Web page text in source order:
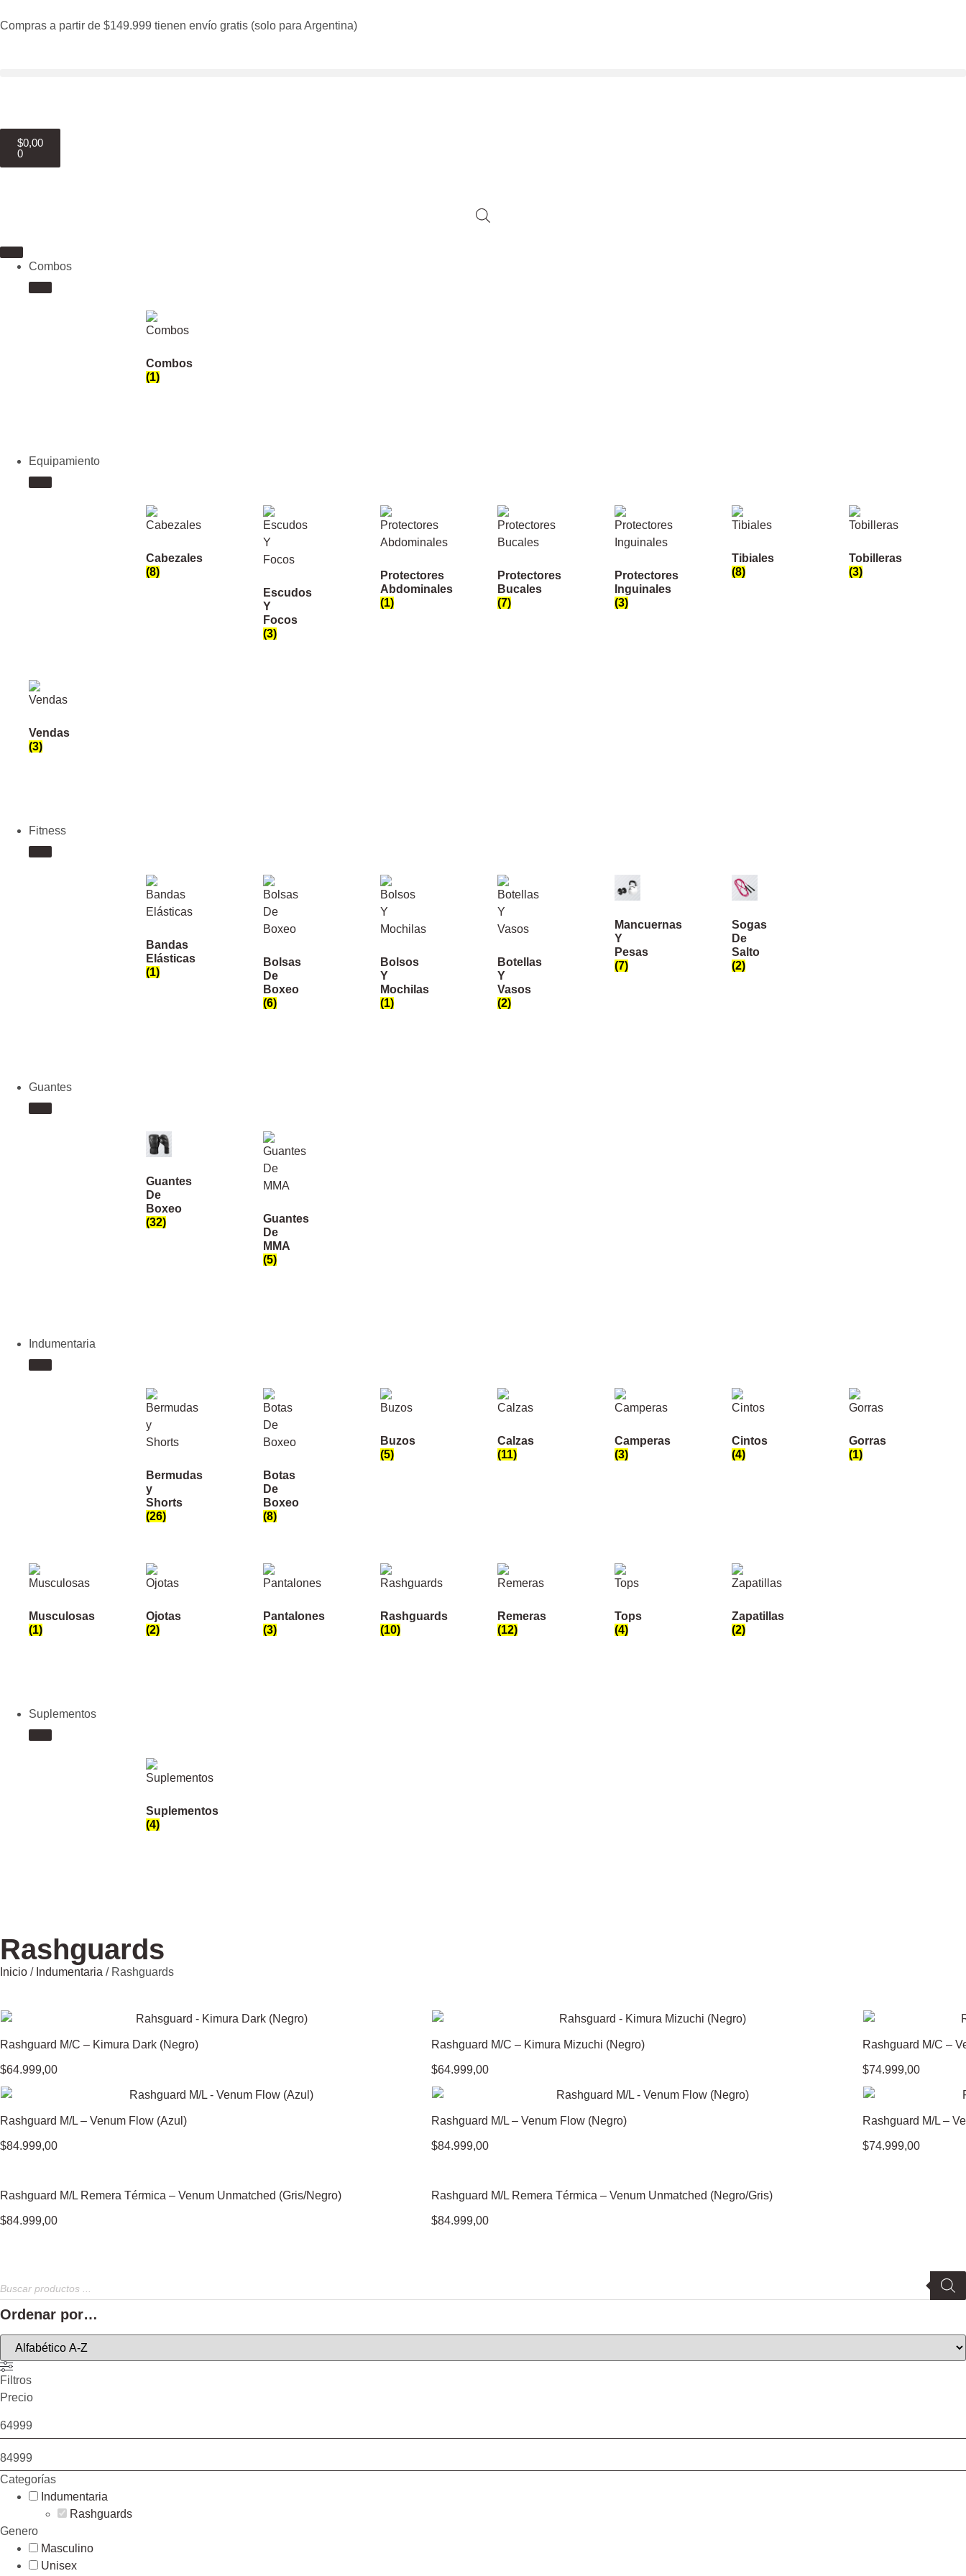
Compras a partir de $149.999 tienen envío gratis (solo para Argentina)
$0,00
0
Combos
Combos
(1)
Equipamiento
Cabezales
(8)
Escudos
Y
Focos
(3)
Protectores
Abdominales
(1)
Protectores
Bucales
(7)
Protectores
Inguinales
(3)
Tibiales
(8)
Tobilleras
(3)
Vendas
(3)
Fitness
Bandas
Elásticas
(1)
Bolsas
De
Boxeo
(6)
Bolsos
Y
Mochilas
(1)
Botellas
Y
Vasos
(2)
Mancuernas
Y
Pesas
(7)
Sogas
De
Salto
(2)
Guantes
Guantes
De
Boxeo
(32)
Guantes
De
MMA
(5)
Indumentaria
Bermudas
y
Shorts
(26)
Botas
De
Boxeo
(8)
Buzos
(5)
Calzas
(11)
Camperas
(3)
Cintos
(4)
Gorras
(1)
Musculosas
(1)
Ojotas
(2)
Pantalones
(3)
Rashguards
(10)
Remeras
(12)
Tops
(4)
Zapatillas
(2)
Suplementos
Suplementos
(4)
Rashguards
Inicio / Indumentaria / Rashguards
Rashguard M/C – Kimura Dark (Negro)
$64.999,00
Rashguard M/C – Kimura Mizuchi (Negro)
$64.999,00
Rashguard M/C –
$74.999,00
Rashguard M/L – Venum Flow (Azul)
$84.999,00
Rashguard M/L – Venum Flow (Negro)
$84.999,00
Rashguard M/L –
$74.999,00
Rashguard M/L Remera Térmica – Venum Unmatched (Gris/Negro)
$84.999,00
Rashguard M/L Remera Térmica – Venum Unmatched (Negro/Gris)
$84.999,00
Ordenar por…
Filtros
Precio
Categorías
Indumentaria
Rashguards
Genero
Masculino
Unisex